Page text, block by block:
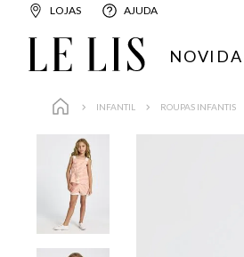
LOJAS AJUDA
INFANTIL ROUPAS INFANTIS